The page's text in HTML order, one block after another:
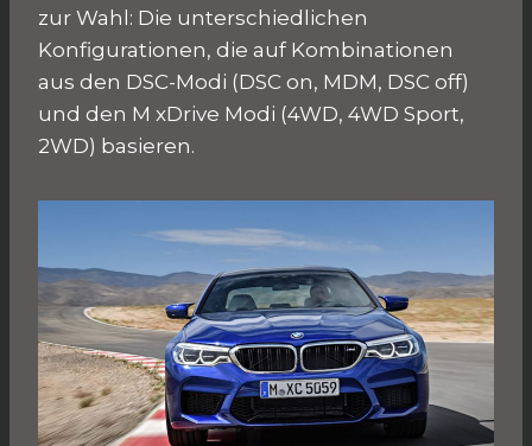
zur Wahl: Die unterschiedlichen
Konfigurationen, die auf Kombinationen
aus den DSC-Modi (DSC on, MDM, DSC off)
und den M xDrive Modi (4WD, 4WD Sport,
2WD) basieren.